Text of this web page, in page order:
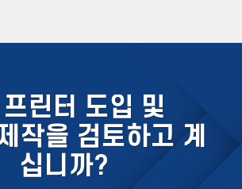
린터 도입 및
작을 검토하고 계
십니까?